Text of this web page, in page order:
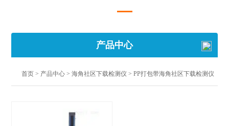
产品中心
首页 > 产品中心 >海角社区下载检测仪 >PP打包带海角社区下载检测仪